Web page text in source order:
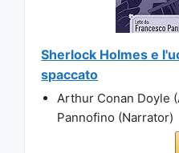
Sherlock Holmes e
spaccato
Arthur Conan Doyle
Pannofino (Narrator)